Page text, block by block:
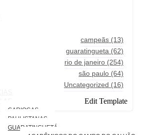
campeãs (13)
guaratingueta (62)
rio de janeiro (254)
são paulo (64)
Uncategorized (16)
Edit Template
CARIOCAS
PAULISTANAS
GUARATINGUETÁ